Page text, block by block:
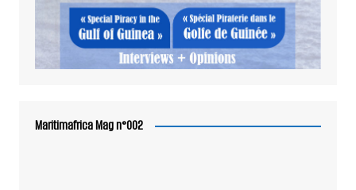
Maritimafrica Mag n°002